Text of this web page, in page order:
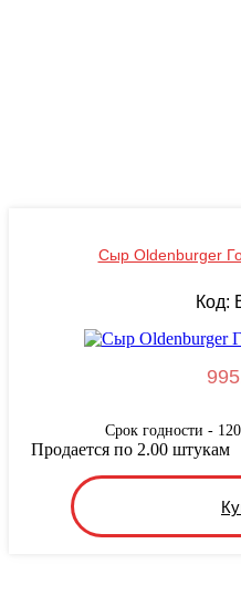
Сыр Oldenburger
Код:
Срок годности -
Продается по 2.00 штукам